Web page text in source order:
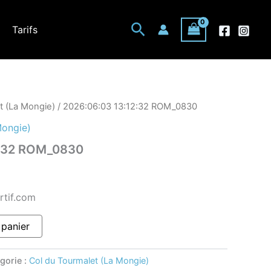
Tarifs Rechercher
(La Mongie) / 2026:06:03 13:12:32 ROM_0830
ROM_0830
: Col du Tourmalet (La Mongie)